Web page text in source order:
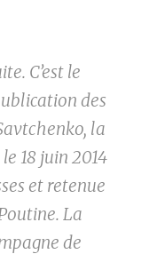
C’est le
des
la
18 juin 2014
et retenue
La
de